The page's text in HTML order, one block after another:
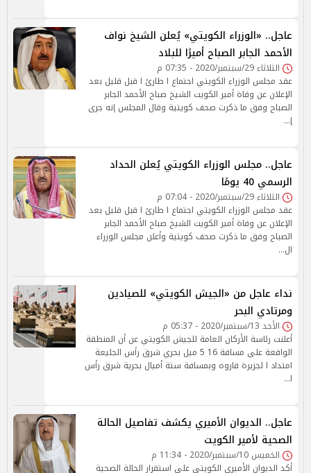
عاجل.. «الوزراء الكويتي» يُعلن الشيخ نواف
الأحمد الجابر الصباح أميرًا للبلاد
الثلاثاء 29/سبتمبر/2020 - 07:35 م
عقد مجلس الوزراء الكويتي اجتماع ا طارئ ا قبل قليل بعد
الإعلان عن وفاة أمير الكويت الشيخ صباح الأحمد الجابر
الصباح وفق ما ذكرت صحف كويتية وقال المجلس إنه جرى
إ…
عاجل.. مجلس الوزراء الكويتي يُعلن الحداد
الرسمي 40 يومًا
الثلاثاء 29/سبتمبر/2020 - 07:04 م
عقد مجلس الوزراء الكويتي اجتماع ا طارئ ا قبل قليل بعد
الإعلان عن وفاة أمير الكويت الشيخ صباح الأحمد الجابر
الصباح وفق ما ذكرت صحف كويتية وأعلن مجلس الوزراء
ال…
نداء عاجل من «الجيش الكويتي» للصيادين
ومرتادي البحر
الأحد 13/سبتمبر/2020 - 05:37 م
أعلنت رئاسة الأركان العامة للجيش الكويتي عن أن المنطقة
الواقعة على مسافة 16 5 ميل بحري شرق رأس الجليعة
امتداد ا لجزيرة قاروه وبمسافة ستة أميال بحرية شرق رأس
ا…
عاجل.. الديوان الأميري يكشف تفاصيل الحالة
الصحية لأمير الكويت
الخميس 10/سبتمبر/2020 - 11:34 م
أكد الديوان الأميري الكويتي على استقرار الحالة الصحية